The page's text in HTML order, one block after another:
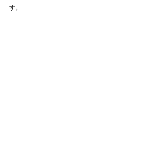
す。